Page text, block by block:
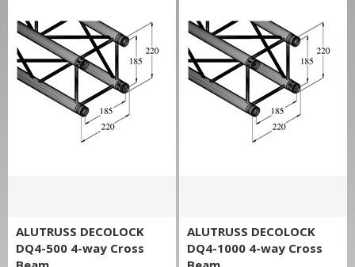
ALUTRUSS DECOLOCK
DQ4-500 4-way Cross
ALUTRUSS DECOLOCK
DQ4-1000 4-way Cross